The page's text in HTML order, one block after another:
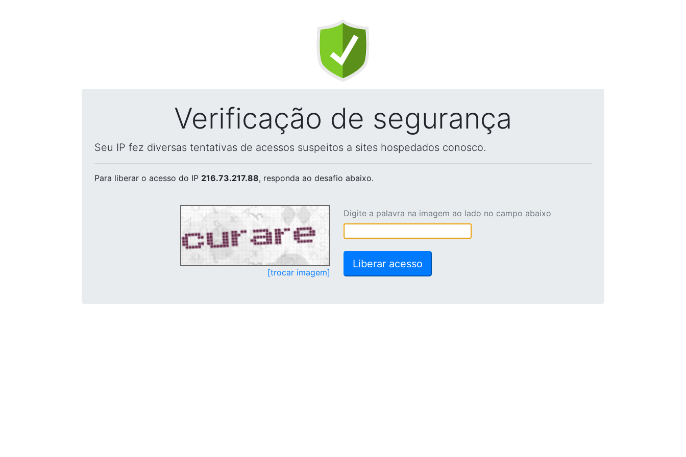
Verificação de segurança
Seu IP fez diversas tentativas de acessos suspeitos a sites hospedados conosco.
Para liberar o acesso do IP 216.73.217.88, responda ao desafio abaixo.
[trocar imagem]
Digite a palavra na imagem ao lado no campo abaixo